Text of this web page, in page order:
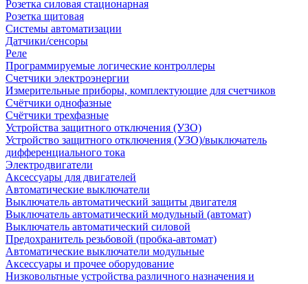
Розетка силовая стационарная
Розетка щитовая
Системы автоматизации
Датчики/сенсоры
Реле
Программируемые логические контроллеры
Счетчики электроэнергии
Измерительные приборы, комплектующие для счетчиков
Счётчики однофазные
Счётчики трехфазные
Устройства защитного отключения (УЗО)
Устройство защитного отключения (УЗО)/выключатель
дифференциального тока
Электродвигатели
Аксессуары для двигателей
Автоматические выключатели
Выключатель автоматический защиты двигателя
Выключатель автоматический модульный (автомат)
Выключатель автоматический силовой
Предохранитель резьбовой (пробка-автомат)
Автоматические выключатели модульные
Аксессуары и прочее оборудование
Низковольтные устройства различного назначения и